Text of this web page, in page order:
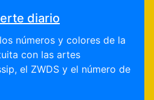
diario
números y colores de la
con las artes
el ZWDS y el número de